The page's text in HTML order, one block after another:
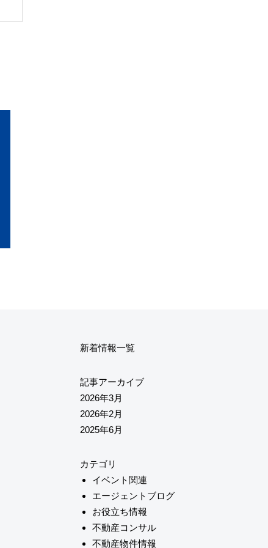
新着情報一覧
記事アーカイブ
2026年3月
2026年2月
2025年6月
カテゴリ
イベント関連
エージェントブログ
お役立ち情報
不動産コンサル
不動産物件情報